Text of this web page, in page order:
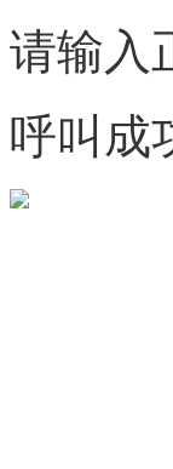
请输入
呼叫成